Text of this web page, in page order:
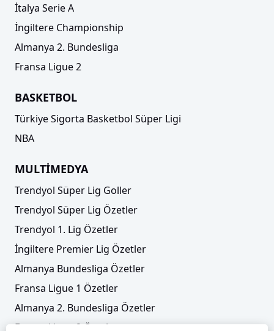
Karabükspor Amatör Lig'e düştü...
Kardemir Karabükspor, Amatör Lig'e düştü!
Maç sonu helva dağıttılar
İtalya Serie A
İngiltere Championship
Almanya 2. Bundesliga
Fransa Ligue 2
BASKETBOL
Türkiye Sigorta Basketbol Süper Ligi
NBA
MULTİMEDYA
Trendyol Süper Lig Goller
Trendyol Süper Lig Özetler
Trendyol 1. Lig Özetler
İngiltere Premier Lig Özetler
Almanya Bundesliga Özetler
Fransa Ligue 1 Özetler
Almanya 2. Bundesliga Özetler
Fransa Ligue 2 Özetler